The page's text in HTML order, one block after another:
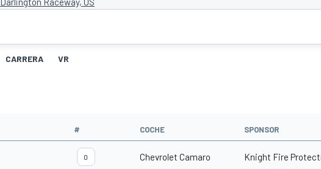
CARRERA VR
# COCHE SPONSOR
0 Chevrolet Camaro Knight Fire